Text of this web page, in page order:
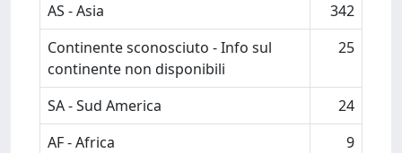
AS - Asia
342
Continente sconosciuto - Info sul
continente non disponibili
25
SA - Sud America
24
AF - Africa
9